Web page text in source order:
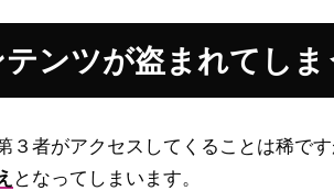
ンツが盗まれてしま
３者がアクセスしてくることは稀で
となってしまいます。